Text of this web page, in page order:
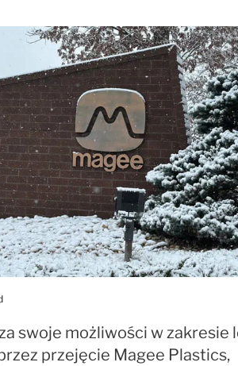
swoje możliwości w zakresie
przejęcie Magee Plastics,